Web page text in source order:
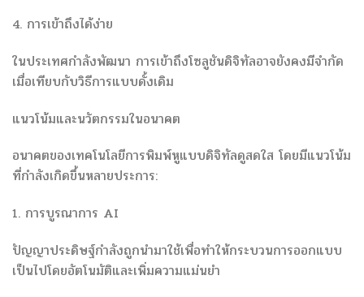
4. การเข้าถึงได้ง่าย
ในประเทศกำลังพัฒนา การเข้าถึงโซลูชันดิจิทัลอาจยังคงมีจำกัด
เมื่อเทียบกับวิธีการแบบดั้งเดิม
แนวโน้มและนวัตกรรมในอนาคต
อนาคตของเทคโนโลยีการพิมพ์หูแบบดิจิทัลดูสดใส โดยมีแนวโน้ม
ที่กำลังเกิดขึ้นหลายประการ:
1. การบูรณาการ AI
ปัญญาประดิษฐ์กำลังถูกนำมาใช้เพื่อทำให้กระบวนการออกแบบ
เป็นไปโดยอัตโนมัติและเพิ่มความแม่นยำ